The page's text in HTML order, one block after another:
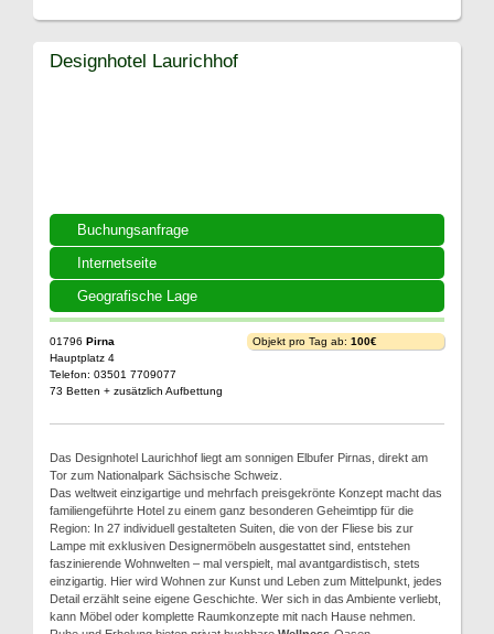
Buchungsanfrage
Internetseite
Geografische Lage
Designhotel Laurichhof
01796 Pirna
Hauptplatz 4
Telefon: 03501 7709077
73 Betten + zusätzlich Aufbettung
Objekt pro Tag ab: 100€
Das Designhotel Laurichhof liegt am sonnigen Elbufer Pirnas, direkt am
Tor zum Nationalpark Sächsische Schweiz.
Das weltweit einzigartige und mehrfach preisgekrönte Konzept macht das
familiengeführte Hotel zu einem ganz besonderen Geheimtipp für die
Region: In 27 individuell gestalteten Suiten, die von der Fliese bis zur
Lampe mit exklusiven Designermöbeln ausgestattet sind, entstehen
faszinierende Wohnwelten – mal verspielt, mal avantgardistisch, stets
einzigartig. Hier wird Wohnen zur Kunst und Leben zum Mittelpunkt, jedes
Detail erzählt seine eigene Geschichte. Wer sich in das Ambiente verliebt,
kann Möbel oder komplette Raumkonzepte mit nach Hause nehmen.